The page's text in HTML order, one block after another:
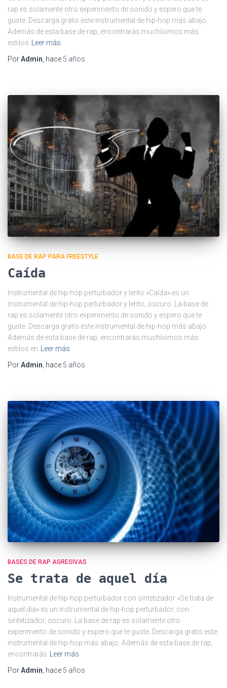
rap es solamente otro experimento de sonido y espero que te
guste. Descarga gratis este instrumental de hip-hop más abajo.
Además de esta base de rap, encontrarás muchísimos más
estilos
Leer más
PorAdmin , hace 5 años
BASE DE RAP PARA FREESTYLE
Caída
Instrumental de hip-hop perturbador y lento «Caída» es un
instrumental de hip-hop perturbador y lento, oscuro. La base de
rap es solamente otro experimento de sonido y espero que te
guste. Descarga gratis este instrumental de hip-hop más abajo.
Además de esta base de rap, encontrarás muchísimos más
estilos en
Leer más
PorAdmin , hace 5 años
BASES DE RAP AGRESIVAS
Se trata de aquel día
Instrumental de hip-hop perturbador con sintetizador «Se trata de
aquel día» es un instrumental de hip-hop perturbador, con
sintetizador, oscuro. La base de rap es solamente otro
experimento de sonido y espero que te guste. Descarga gratis este
instrumental de hip-hop más abajo. Además de esta base de rap,
encontrarás Leer más
PorAdmin, hace 5 años